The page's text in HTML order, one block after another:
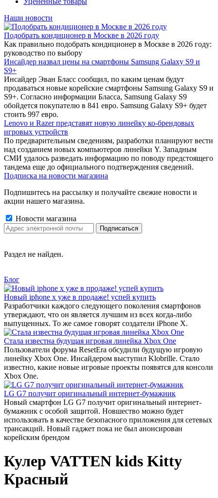
Наши новости
Подобрать кондиционер в Москве в 2026 году
Как правильно подобрать кондиционер в Москве в 2026 году:
руководство по выбору
Инсайдер назвал цены на смартфоны Samsung Galaxy S9 и
S9+
Инсайдер Эван Бласс сообщил, по каким ценам будут
продаваться новые корейские смартфоны Samsung Galaxy S9 и
S9+. Согласно информации Бласса, Samsung Galaxy S9
обойдется покупателю в 841 евро. Samsung Galaxy S9+ будет
стоить 997 евро.
Lenovo и Razer представят новую линейку ко-брендовых
игровых устройств
По предварительным сведениям, разработки планируют вести
над созданием новых компьютеров линейки Y. Западным
СМИ удалось разведать информацию по поводу предстоящего
тандема еще до официального подтверждения сведений.
Подписка на новости магазина
Подпишитесь на рассылку и получайте свежие новости и
акции нашего магазина.
Новости магазина
Раздел не найден.
Блог
Новый iphone x уже в продаже! успей купить
Разработчики каждого следующего поколения смартфонов
утверждают, что он является лучшим из всех когда-либо
выпущенных. То же самое говорят создатели iPhone X.
Стала известна будущая игровая линейка Xbox One
Пользователи форума ResetEra обсудили будущую игровую
линейку Xbox One. Инсайдером выступил Klobrille. Стало
известно, какие новые игровые проекты появятся для консоли
Xbox One.
LG G7 получит оригинальный интернет-бумажник
Новый смартфон LG G7 получит оригинальный интернет-
бумажник с особой защитой. Новшество можно будет
использовать в качестве безопасного приложения для сетевых
трансакций. Новый гаджет пока не был анонсирован
корейским брендом
Кулер VATTEN kids Kitty
Красный